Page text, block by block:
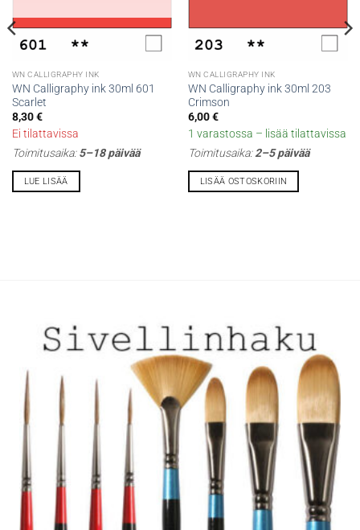
WN CALLIGRAPHY INK
WN Calligraphy ink 30ml 601
Scarlet
8,30€
Ei tilattavissa
Toimitusaika:5–18 päivää
LUE LISÄÄ
WN CALLIGRAPHY INK
WN Calligraphy ink 30ml 203
Crimson
6,00€
1 varastossa – lisää tilattavissa
Toimitusaika:2–5 päivää
LISÄÄ OSTOSKORIIN